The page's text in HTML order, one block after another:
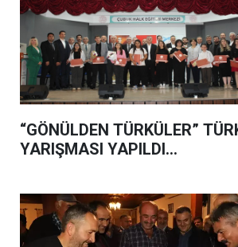
“GÖNÜLDEN TÜRKÜLER”
YARIŞMASI YAPILDI...